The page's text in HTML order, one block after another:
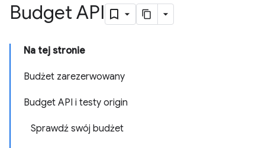
Budget API
Na tej stronie
Budżet zarezerwowany
Budget API i testy origin
Sprawdź swój budżet